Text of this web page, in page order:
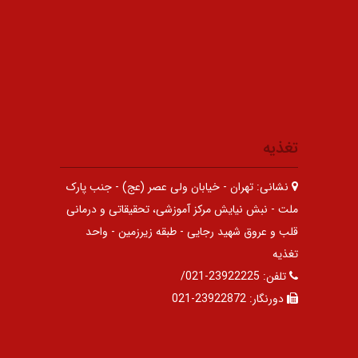
تغذیه
نشانی: تهران - خیابان ولی عصر (عج) - جنب پارک
ملت - نبش نیایش مرکز آموزشی، تحقیقاتی و درمانی
قلب و عروق شهید رجایی - طبقه زیرزمین - واحد
تغذیه
تلفن: 23922225-021/
دورنگار: 23922872-021